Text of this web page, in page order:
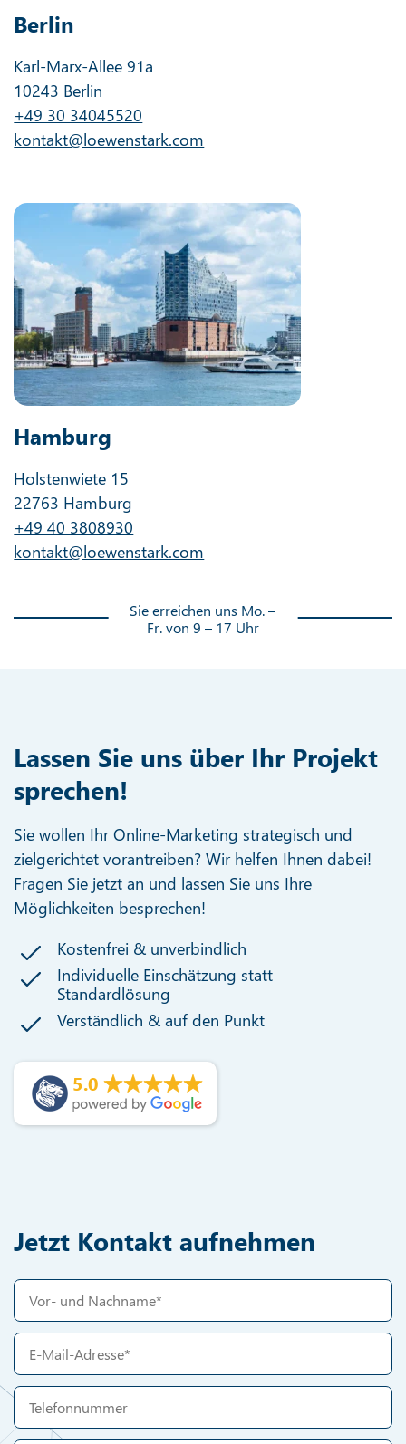
Berlin
Karl-Marx-Allee 91a
10243 Berlin
+49 30 34045520
kontakt@loewenstark.com
Hamburg
Holstenwiete 15
22763 Hamburg
+49 40 3808930
kontakt@loewenstark.com
Sie erreichen uns Mo. –
Fr. von 9 – 17 Uhr
Lassen Sie uns über Ihr Projekt
sprechen!
Sie wollen Ihr Online-Marketing strategisch und
zielgerichtet vorantreiben? Wir helfen Ihnen dabei!
Fragen Sie jetzt an und lassen Sie uns Ihre
Möglichkeiten besprechen!
Kostenfrei & unverbindlich
Individuelle Einschätzung statt
Standardlösung
Verständlich & auf den Punkt
5.0
Jetzt Kontakt aufnehmen